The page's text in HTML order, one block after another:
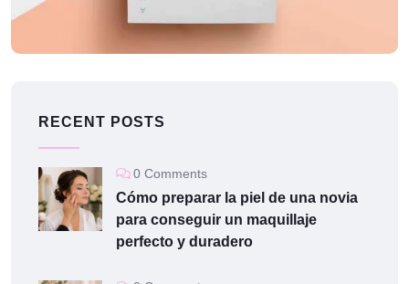
RECENT POSTS
0 Comments
Cómo preparar la piel de una novia
para conseguir un maquillaje
perfecto y duradero